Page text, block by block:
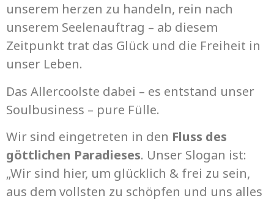
unserem herzen zu handeln, rein nach
unserem Seelenauftrag – ab diesem
Zeitpunkt trat das Glück und die Freiheit in
unser Leben.
Das Allercoolste dabei – es entstand unser
Soulbusiness – pure Fülle.
Wir sind eingetreten in den Fluss des
göttlichen Paradieses. Unser Slogan ist:
„Wir sind hier, um glücklich & frei zu sein,
aus dem vollsten zu schöpfen und uns alles